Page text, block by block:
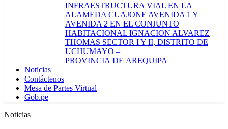
INFRAESTRUCTURA VIAL EN LA
ALAMEDA CUAJONE AVENIDA 1 Y
AVENIDA 2 EN EL CONJUNTO
HABITACIONAL IGNACION ALVAREZ
THOMAS SECTOR I Y II, DISTRITO DE
UCHUMAYO –
PROVINCIA DE AREQUIPA
Noticias
Contáctenos
Mesa de Partes Virtual
Gob.pe
Noticias